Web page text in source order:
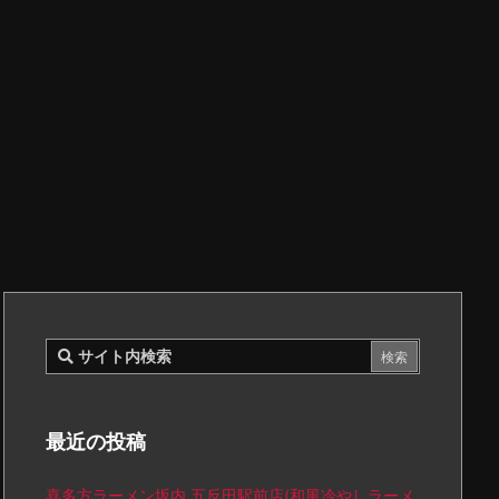
最近の投稿
喜多方ラーメン坂内 五反田駅前店(和風冷やしラーメ